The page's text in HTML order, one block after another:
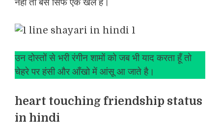
नहीं तो बस सिर्फ एक खेल है।
उन दोस्तों से भरी रंगीन शामों को जब भी याद करता हूँ तो
चेहरे पर हंसी और आँखो में आंसू आ जाते है।
heart touching friendship status
in hindi